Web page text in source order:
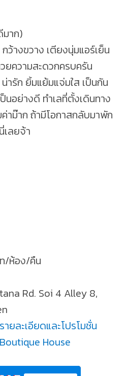
าก)
ว้างขวาง เตียงนุ่มแอร์เย็น
ความสะดวกครบครัน
ารัก ยิ้มแย้มแจ่มใส เป็นกัน
นอย่างดี ทำเลที่ตั้งเดินทาง
าม๊าก ถ้ามีโอกาสกลับมาพัก
เลยจ้า
/ห้อง/คืน
Rd. Soi 4 Alley 8,
ยละเอียดและโปรโมชั่น
House